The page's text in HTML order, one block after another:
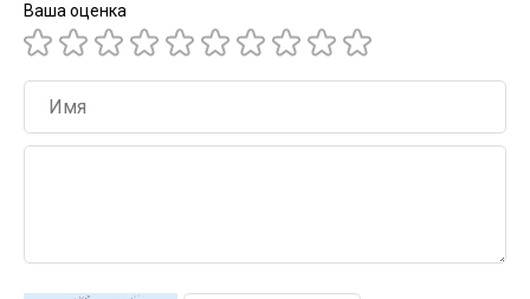
Ваша оценка